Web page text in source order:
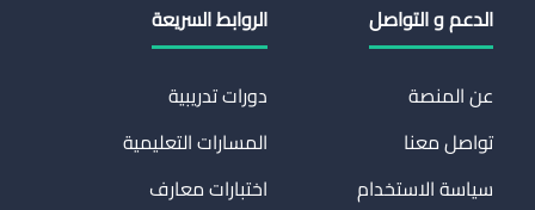
الدعم و التواصل
عن المنصة
تواصل معنا
سياسة الاستخدام
الروابط السريعة
دورات تدريبية
المسارات التعليمية
اختبارات معارف